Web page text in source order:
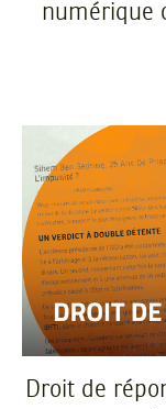
numérique
Droit de